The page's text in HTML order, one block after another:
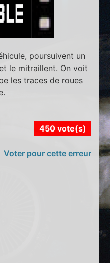
poursuivent un
le mitraillent. On voit
les traces de roues
450 vote(s)
Voter pour cette erreur